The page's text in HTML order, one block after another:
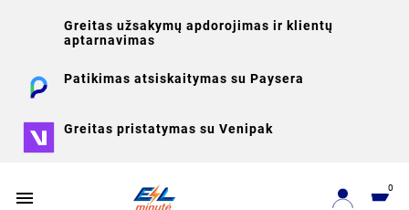
Greitas užsakymų apdorojimas ir klientų
aptarnavimas
Patikimas atsiskaitymas su Paysera
Greitas pristatymas su Venipak
 0